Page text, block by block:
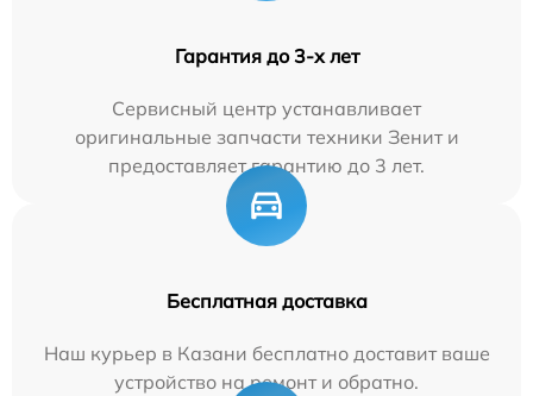
Гарантия до 3-х лет
Сервисный центр устанавливает
оригинальные запчасти техники Зенит и
предоставляет гарантию до 3 лет.
Бесплатная доставка
Наш курьер в Казани бесплатно доставит ваше
устройство на ремонт и обратно.